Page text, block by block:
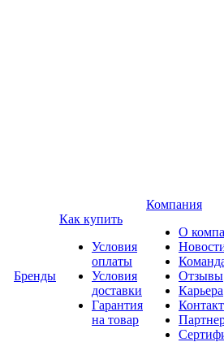
Бренды
Как купить
Условия
оплаты
Условия
доставки
Гарантия
на товар
Компания
О
Отзывы
Карьера